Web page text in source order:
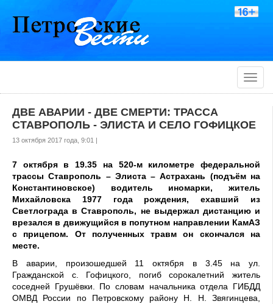
Toggle
ДВЕ АВАРИИ - ДВЕ СМЕРТИ: ТРАССА
СТАВРОПОЛЬ - ЭЛИСТА И СЕЛО ГОФИЦКОЕ
13 октября 2017 года, 9:01 |
7 октября в 19.35 на 520-м километре федеральной
трассы Ставрополь – Элиста – Астрахань (подъём на
Константиновское) водитель иномарки, житель
Михайловска 1977 года рождения, ехавший из
Светлограда в Ставрополь, не выдержал дистанцию и
врезался в движущийся в попутном направлении КамАЗ
с прицепом. От полученных травм он скончался на
месте.
В аварии, произошедшей 11 октября в 3.45 на ул.
Гражданской с. Гофицкого, погиб сорокалетний житель
соседней Грушёвки. По словам начальника отдела ГИБДД
ОМВД России по Петровскому району Н. Н. Звягинцева,